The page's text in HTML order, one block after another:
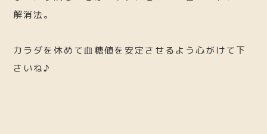
解消法。
カラダを休めて血糖値を安定させるよう心がけて下
さいね♪